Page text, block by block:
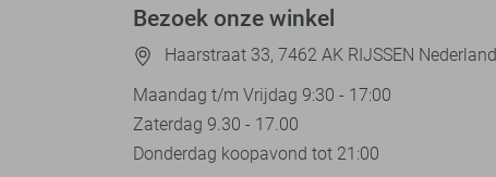
Bezoek onze winkel
Haarstraat 33, 7462 AK RIJSSEN Nederland
Maandag t/m Vrijdag 9:30 - 17:00
Zaterdag 9.30 - 17.00
Donderdag koopavond tot 21:00